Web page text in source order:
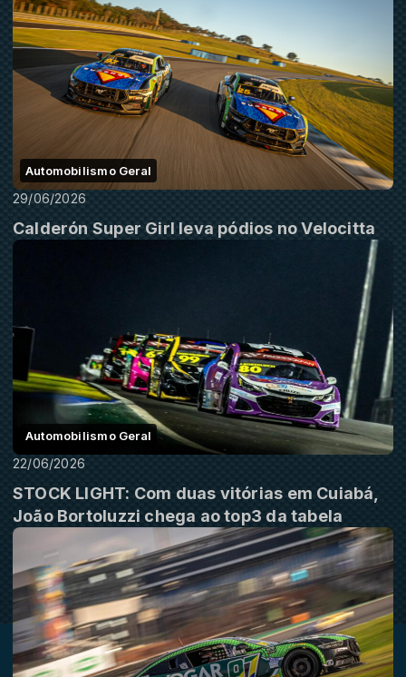
Automobilismo Geral
29/06/2026
Calderón Super Girl leva pódios no Velocitta
Automobilismo Geral
22/06/2026
STOCK LIGHT: Com duas vitórias em Cuiabá,
João Bortoluzzi chega ao top3 da tabela